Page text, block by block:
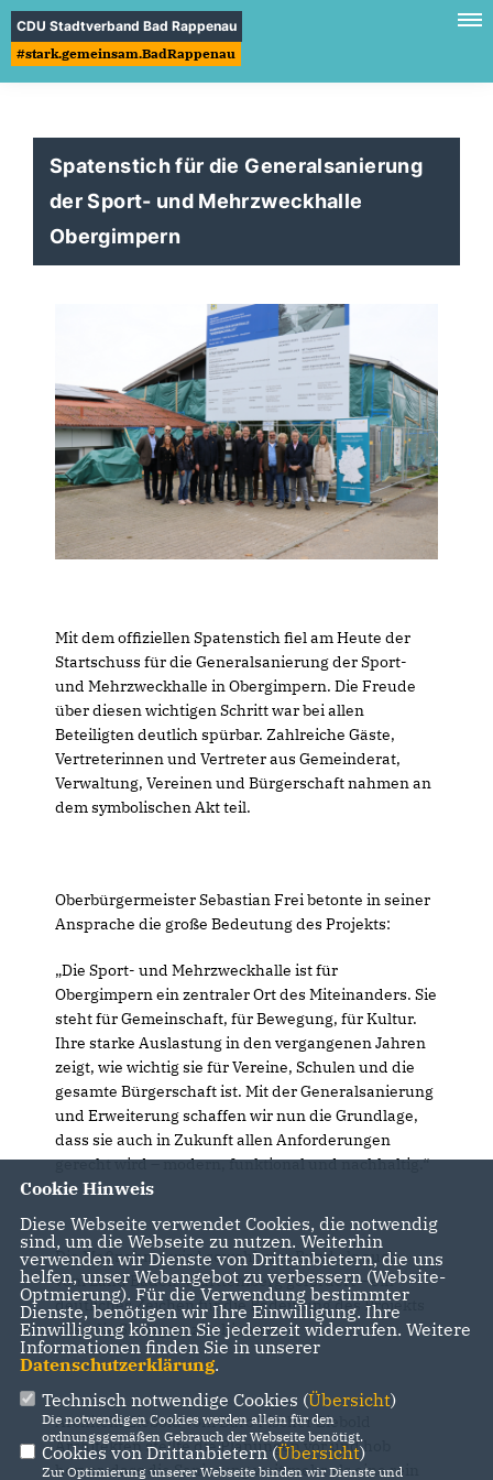
CDU Stadtverband Bad Rappenau
#stark.gemeinsam.BadRappenau
Spatenstich für die Generalsanierung
der Sport- und Mehrzweckhalle
Obergimpern
Mit dem offiziellen Spatenstich fiel am Heute der
Startschuss für die Generalsanierung der Sport-
und Mehrzweckhalle in Obergimpern. Die Freude
über diesen wichtigen Schritt war bei allen
Beteiligten deutlich spürbar. Zahlreiche Gäste,
Vertreterinnen und Vertreter aus Gemeinderat,
Verwaltung, Vereinen und Bürgerschaft nahmen an
dem symbolischen Akt teil.
Oberbürgermeister Sebastian Frei betonte in seiner
Ansprache die große Bedeutung des Projekts:
Die Sport- und Mehrzweckhalle ist für
Obergimpern ein zentraler Ort des Miteinanders. Sie
steht für Gemeinschaft, für Bewegung, für Kultur.
Ihre starke Auslastung in den vergangenen Jahren
zeigt, wie wichtig sie für Vereine, Schulen und die
gesamte Bürgerschaft ist. Mit der Generalsanierung
und Erweiterung schaffen wir nun die Grundlage,
dass sie auch in Zukunft allen Anforderungen
gerecht wird – modern, funktional und nachhaltig.“
Die Maßnahme wird sowohl vom Bund als auch
vom Land Baden-Württemberg gefördert – ein
deutliches Zeichen für die Bedeutung des Projekts
über die Stadtgrenzen hinaus.
Architekt Ziebold vom Büro Fischer Ziebold
Architekten stellte die Planungen vor und hob
hervor, dass die Sanierung weit mehr als eine rein
Cookie Hinweis
Diese Webseite verwendet Cookies, die notwendig
sind, um die Webseite zu nutzen. Weiterhin
verwenden wir Dienste von Drittanbietern, die uns
helfen, unser Webangebot zu verbessern (Website-
Optmierung). Für die Verwendung bestimmter
Dienste, benötigen wir Ihre Einwilligung. Ihre
Einwilligung können Sie jederzeit widerrufen. Weitere
Informationen finden Sie in unserer
Datenschutzerklärung.
Technisch notwendige Cookies (Übersicht)
Die notwendigen Cookies werden allein für den
ordnungsgemäßen Gebrauch der Webseite benötigt.
Cookies von Drittanbietern (Übersicht)
Zur Optimierung unserer Webseite binden wir Dienste und